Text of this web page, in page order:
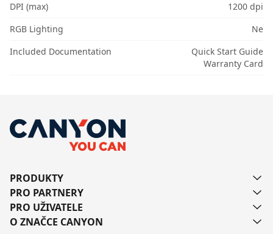
DPI (max)
1200 dpi
RGB Lighting
Ne
Included Documentation
Quick Start Guide
Warranty Card
PRODUKTY
PRO PARTNERY
PRO UŽIVATELE
O ZNAČCE CANYON